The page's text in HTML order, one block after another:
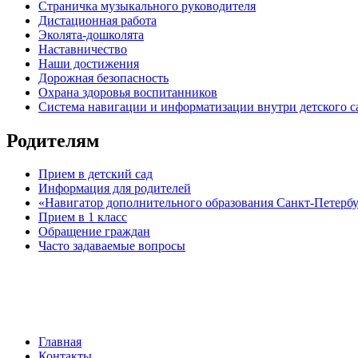
Страничка музыкального руководителя
Дистационная работа
Эколята-дошколята
Наставничество
Наши достижения
Дорожная безопасность
Охрана здоровья воспитанников
Система навигации и информатизации внутри детского
Родителям
Прием в детский сад
Информация для родителей
«Навигатор дополнительного образования Санкт-
Прием в 1 класс
Обращение граждан
Часто задаваемые вопросы
Главная